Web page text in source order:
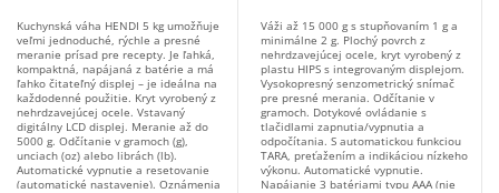
Kuchynská váha HENDI 5 kg umožňuje
veľmi jednoduché, rýchle a presné
meranie prísad pre recepty. Je ľahká,
kompaktná, napájaná z batérie a má
ľahko čitateľný displej – je ideálna na
každodenné použitie. Kryt vyrobený z
nehrdzavejúcej ocele. Vstavaný
digitálny LCD displej. Meranie až do
5000 g. Odčítanie v gramoch (g),
unciach (oz) alebo librách (lb).
Automatické vypnutie a resetovanie
(automatické nastavenie). Oznámenia
Váži až 15 000 g s stupňovaním 1 g a
minimálne 2 g. Plochý povrch z
nehrdzavejúcej ocele, kryt vyrobený z
plastu HIPS s integrovaným displejom.
Vysokopresný senzometrický snímač
pre presné merania. Odčítanie v
gramoch. Dotykové ovládanie s
tlačidlami zapnutia/vypnutia a
odpočítania. S automatickou funkciou
TARA, preťažením a indikáciou nízkeho
výkonu. Automatické vypnutie.
Napájanie 3 batériami typu AAA (nie